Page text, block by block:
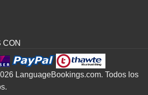
CON
LanguageBookings.com. Todos los